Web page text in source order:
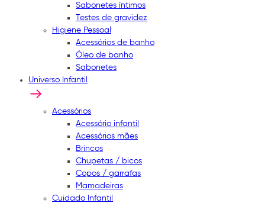
Sabonetes íntimos
Testes de gravidez
Higiene Pessoal
Acessórios de banho
Óleo de banho
Sabonetes
Universo Infantil
Acessórios
Acessório infantil
Acessórios mães
Brincos
Chupetas / bicos
Copos / garrafas
Mamadeiras
Cuidado Infantil